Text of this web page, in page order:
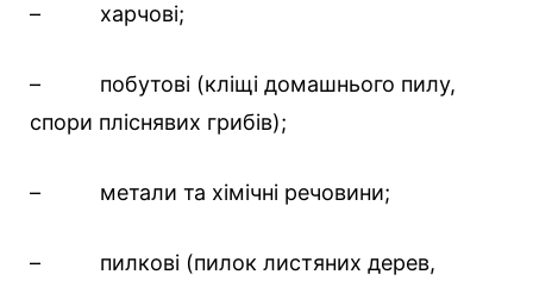
– харчові;
– побутові (кліщі домашнього пилу,
спори пліснявих грибів);
– метали та хімічні речовини;
– пилкові (пилок листяних дерев,